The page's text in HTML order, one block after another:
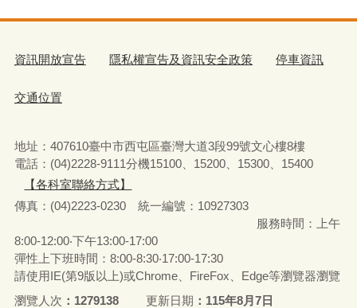
資訊開放宣告 隱私權宣告及資訊安全政策 停車資訊
交通位置
地址：407610臺中市西屯區臺灣大道3段99號文心樓8樓
電話：(04)2228-9111分機15100、15200、15300、15400
【各科室聯絡方式】
傳真：(04)2223-0230 統一編號 ： 10927303
服務時間：上午
8:00-12:00‧下午13:00-17:00
彈性上下班時間：8:00-8:30‧17:00-17:30
請使用IE(第9版以上)或Chrome、FireFox、Edge等瀏覽器瀏覽
瀏覽人次
1279138 更新日期 115年8月7日